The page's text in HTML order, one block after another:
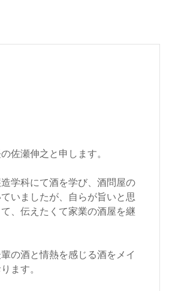
佐瀬伸之と申します。
学科にて酒を学び、酒問屋の
いましたが、自らが旨いと思
、伝えたくて家業の酒屋を継
の酒と情熱を感じる酒をメイ
ます。